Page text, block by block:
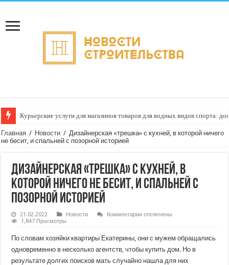
Курьерские услуги для магазинов товаров для водных видов спорта:
Главная / Новости / Дизайнерская «трешка» с кухней, в которой ничего
не бесит, и спальней с позорной историей
Дизайнерская «трешка» с кухней, в
которой ничего не бесит, и спальней с
позорной историей
21.02.2022 Новости Комментариик
с
кухней,
в
которой
отключены
1,847 Просмотры
По словам хозяйки квартиры Екатерины, они с мужем обращались
одновременно в несколько агентств, чтобы купить дом. Но в
результате долгих поисков мать случайно нашла для них